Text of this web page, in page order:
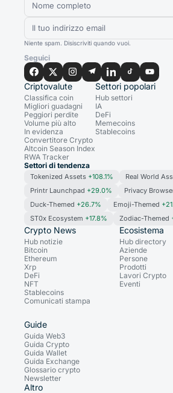
Niente spam. Disiscriviti quando vuoi.
Seguici
Criptovalute
Classifica coin
Migliori guadagni
Peggiori perdite
Volume più alto
In evidenza
Convertitore Crypto
Altcoin Season Index
RWA Tracker
Settori popolari
Hub settori
IA
DeFi
Memecoins
Stablecoins
Settori di tendenza
Tokenized Assets +108.1% Real World
Printr Launchpad +29.0% Privacy
Duck-Themed +26.7% Emoji-Themed
ST0x Ecosystem +17.8% Zodiac-Themed
Crypto News
Hub notizie
Bitcoin
Ethereum
Xrp
DeFi
NFT
Stablecoins
Comunicati stampa
Ecosistema
Hub directory
Aziende
Persone
Prodotti
Lavori Crypto
Eventi
Guide
Guida Web3
Guida Crypto
Guida Wallet
Guida Exchange
Glossario crypto
Newsletter
Altro